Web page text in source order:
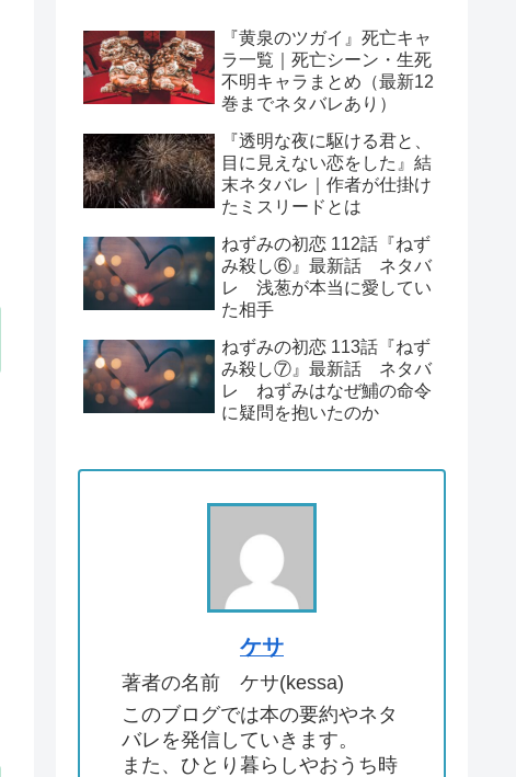
『黄泉のツガイ』死亡キャ
ラ一覧｜死亡シーン・生死
不明キャラまとめ（最新12
巻までネタバレあり）
『透明な夜に駆ける君と、
目に見えない恋をした』結
末ネタバレ｜作者が仕掛け
たミスリードとは
ねずみの初恋 112話『ねず
み殺し⑥』最新話 ネタバ
レ 浅葱が本当に愛してい
た相手
ねずみの初恋 113話『ねず
み殺し⑦』最新話 ネタバ
レ ねずみはなぜ鯆の命令
に疑問を抱いたのか
ケサ
著者の名前 ケサ(kessa)
このブログでは本の要約やネタ
バレを発信していきます。
また、ひとり暮らしやおうち時